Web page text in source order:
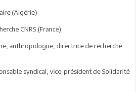
(Algérie)
CNRS (France)
anthropologue, directrice de recherche
syndical, vice-président de Solidarité